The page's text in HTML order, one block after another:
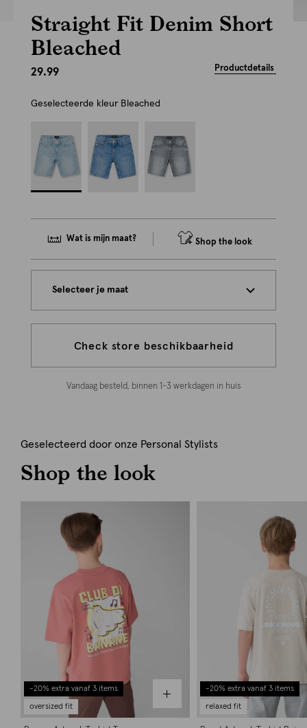
Straight Fit Denim Short
Bleached
29.99 Productdetails
Geselecteerde kleur Bleached
Wat is mijn maat? Shop the look
Selecteer je maat
Check store beschikbaarheid
Vandaag besteld, binnen 1-3 werkdagen in huis
Geselecteerd door onze Personal Stylists
Shop the look
-20% extra vanaf 3 items
oversized fit
-20% extra vanaf 3 items
relaxed fit